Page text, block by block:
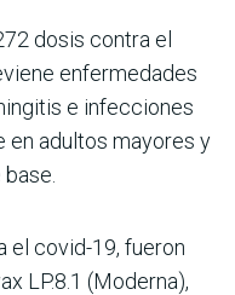
dosis contra el
enfermedades
e infecciones
en adultos mayores y
el covid-19, fueron
LP.8.1 (Moderna),